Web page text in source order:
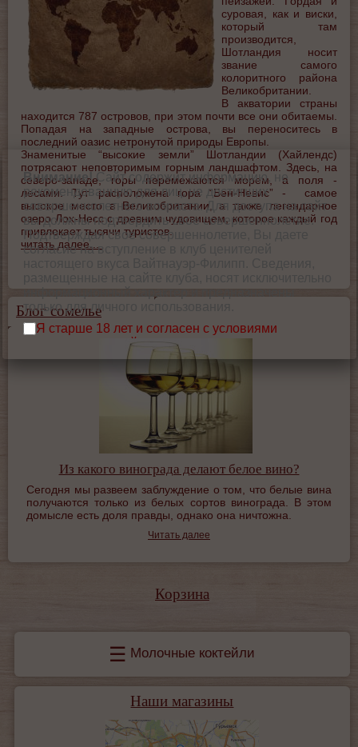
суровая, как и виски,
который там
производится,
Шотландия носит
звание самого
колоритного района
Великобритании.
В акватории страны
находится 787 островов, при этом почти все они обитаемы.
Попадая на западные острова, вы переноситесь в
последний оазис нетронутой природы Европы.
Знаменитые “высокие земли” Шотландии (Хайлендс)
потрясают неповторимым горным ландшафтом. Здесь, на
северо-западе, горы перемежаются морем, а поля -
лесами. Тут расположена гора “Бен-Невис” - самое
высокое место в Великобритании, а также легендарное
озеро Лох-Несс с древним чудовищем, которое каждый год
привлекает тысячи туристов.
читать далее...
Блог сомелье
Из какого винограда делают белое вино?
Сегодня мы развеем заблуждение о том, что белые вина
получаются только из белых сортов винограда. В этом
домысле есть доля правды, однако она ничтожна.
Читать далее
Корзина
☰ Молочные коктейли
Наши магазины
Внимание!Сайт содержит информацию, не
рекомендованную для лиц, не достигших
совершеннолетнего возраста. Для доступа на сайт
вы должны подтвердить свое совершеннолетие.
Подтверждая свое совершеннолетие, Вы даете
согласие на вступление в клуб ценителей
информационный характер и предназначены
только для личного использования.
Я старше 18 лет и согласен с условиями
использования сайта.